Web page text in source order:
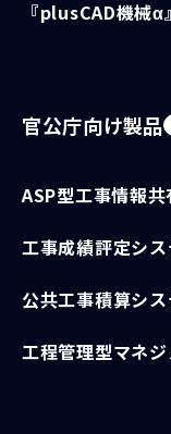
『plusCAD機械α』
官公庁向け製品
ASP型工事情報
工事成績評定シス
公共工事積算シス
工程管理型マネ